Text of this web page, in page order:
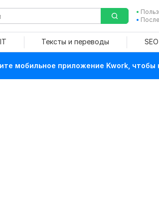
Тексты и переводы
мобильное приложение Kwork,